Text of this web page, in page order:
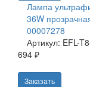
Лампа
36W
00007278
Артикул: EFL-
694 ₽
Заказать